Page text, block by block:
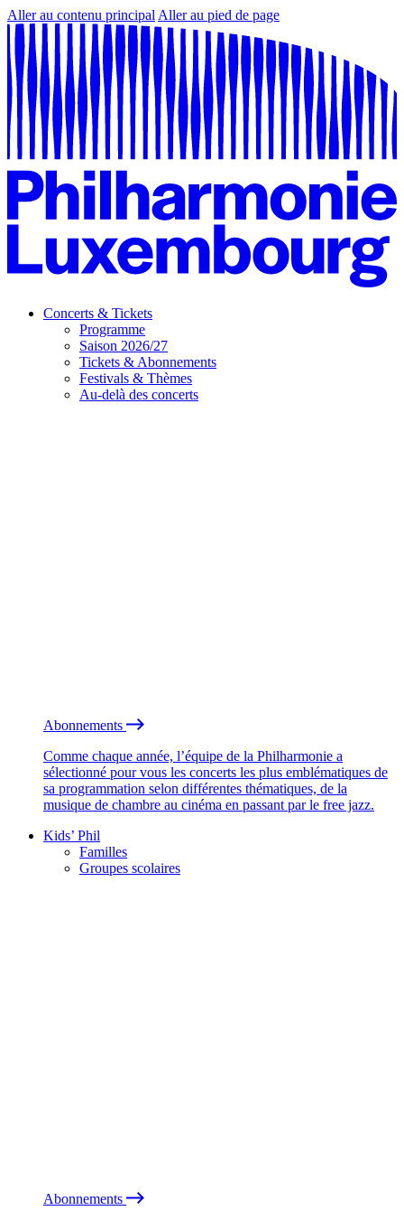
Aller au contenu principal Aller au pied de page
Concerts & Tickets
Programme
Saison 2026/27
Tickets & Abonnements
Festivals & Thèmes
Au-delà des concerts
Abonnements
Comme chaque année, l’équipe de la Philharmonie a
sélectionné pour vous les concerts les plus emblématiques de
sa programmation selon différentes thématiques, de la
musique de chambre au cinéma en passant par le free jazz.
Kids’ Phil
Familles
Groupes scolaires
Abonnements